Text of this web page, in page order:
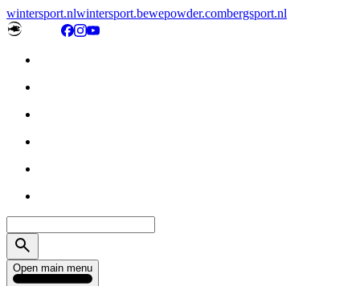
wintersport.nlwintersport.bewepowder.combergsport.nl
Open main menu